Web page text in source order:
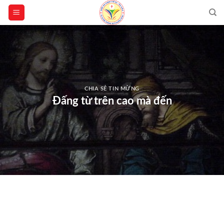
Skip
content
CHIA SẺ TIN MỪNG
Đấng từ trên cao mà đến